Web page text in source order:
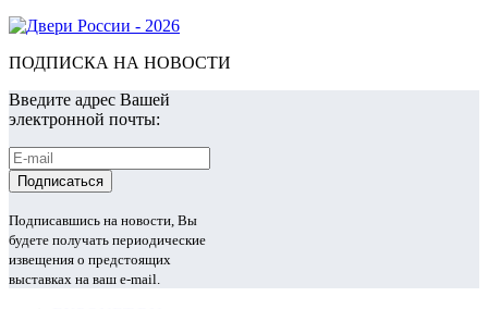
ПОДПИСКА НА НОВОСТИ
Введите адрес Вашей
электронной почты:
Подписавшись на новости, Вы
будете получать периодические
извещения о предстоящих
выставках на ваш e-mail.